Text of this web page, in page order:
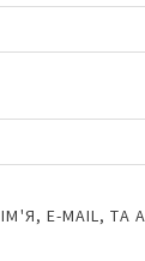
E-MAIL,